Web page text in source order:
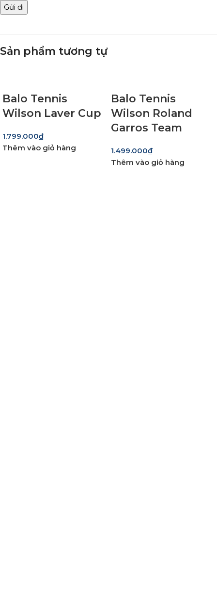
Sản phẩm tương tự
Balo Tennis
Wilson Laver Cup
1.799.000₫
Thêm vào giỏ hàng
Balo Tennis
Wilson Roland
Garros Team
1.499.000₫
Thêm vào giỏ hàng